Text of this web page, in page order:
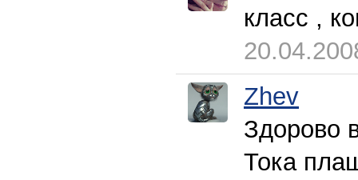
класс ,
Zhev
Здорово
Тока